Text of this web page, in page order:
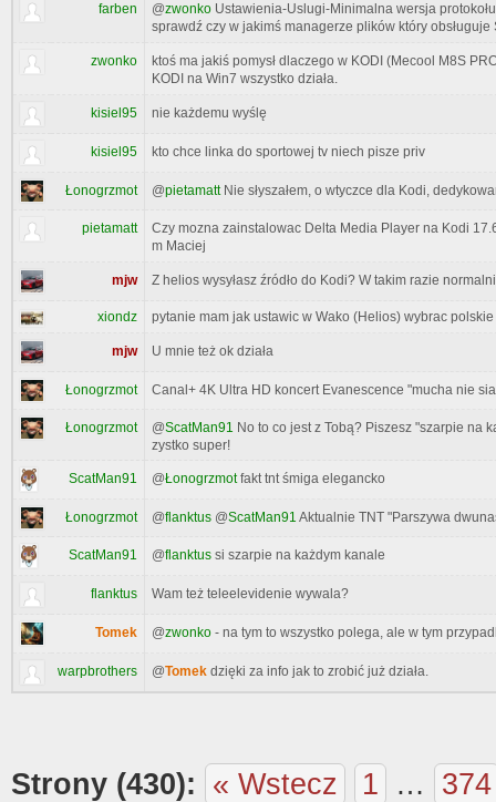
farben @zwonko Ustawienia-Uslugi-Minimalna wersja
sprawdź czy w jakimś managerze plików który obsługuje
zwonko
ktoś ma jakiś pomysł dlaczego w KODI (Mecool M8S
KODI na Win7 wszystko działa.
kisiel95 nie każdemu wyślę
kisiel95 kto chce linka do sportowej tv niech pisze priv
Łonogrzmot @pietamattNie słyszałem, o wtyczce dla Kodi,
pietamatt
Czy mozna zainstalowac Delta Media Player na Kodi
m Maciej
mjw Z helios wysyłasz źródło do Kodi? W takim razie
xiondz pytanie mam jak ustawic w Wako (Helios) wybrac
mjw U mnie też ok działa
Łonogrzmot Canal+ 4K Ultra HD koncert Evanescence "mucha nie
Łonogrzmot @ScatMan91 No to co jest z Tobą? Piszesz "szarpie na
zystko super!
ScatMan91 @Łonogrzmotfakt tnt śmiga elegancko
Łonogrzmot @flanktus @ScatMan91 Aktualnie TNT "Parszywa
ScatMan91 @flanktus si szarpie na każdym kanale
flanktus Wam też teleelevidenie wywala?
Tomek @zwonko - na tym to wszystko polega, ale w tym
warpbrothers @Tomek dzięki za info jak to zrobić już działa.
Strony (430): « Wstecz 1 … 374